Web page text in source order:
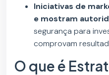
Iniciativas de
e mostram
segurança para
comprovam
O que é